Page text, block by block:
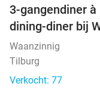
3-gangendiner
dining-diner bij
Waanzinnig
Tilburg
Verkocht: 77